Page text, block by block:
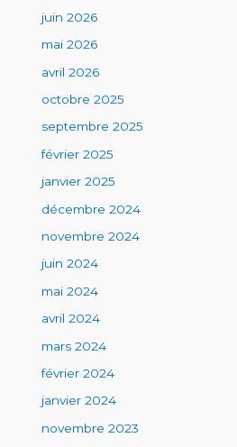
juin 2026
mai 2026
avril 2026
octobre 2025
septembre 2025
février 2025
janvier 2025
décembre 2024
novembre 2024
juin 2024
mai 2024
avril 2024
mars 2024
février 2024
janvier 2024
novembre 2023